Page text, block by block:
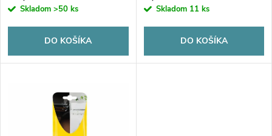
r
d
o
d
Skladom >50 ks
DO KOŠÍKA
Skladom 11 ks
DO KOŠÍKA